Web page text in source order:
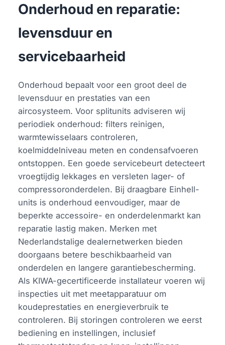
Onderhoud en reparatie:
levensduur en
servicebaarheid
Onderhoud bepaalt voor een groot deel de
levensduur en prestaties van een
aircosysteem. Voor splitunits adviseren wij
periodiek onderhoud: filters reinigen,
warmtewisselaars controleren,
koelmiddelniveau meten en condensafvoeren
ontstoppen. Een goede servicebeurt detecteert
vroegtijdig lekkages en versleten lager- of
compressoronderdelen. Bij draagbare Einhell-
units is onderhoud eenvoudiger, maar de
beperkte accessoire- en onderdelenmarkt kan
reparatie lastig maken. Merken met
Nederlandstalige dealernetwerken bieden
doorgaans betere beschikbaarheid van
onderdelen en langere garantiebescherming.
Als KIWA-gecertificeerde installateur voeren wij
inspecties uit met meetapparatuur om
koudeprestaties en energieverbruik te
controleren. Bij storingen controleren we eerst
bediening en instellingen, inclusief